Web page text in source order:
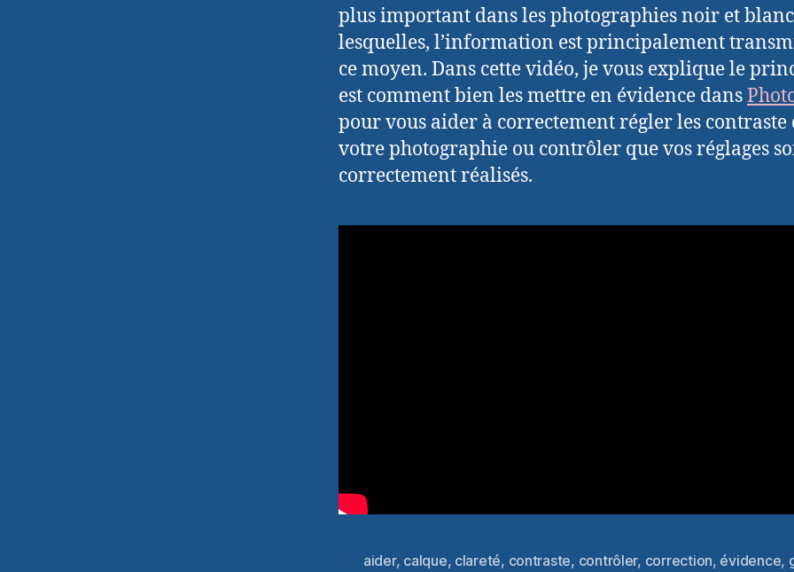
plus important dans les photographies noir et
lesquelles, l’information est principalement
ce moyen. Dans cette vidéo, je vous explique le
est comment bien les mettre en évidence dans
pour vous aider à correctement régler les contraste
votre photographie ou contrôler que vos réglages
correctement réalisés.
aider, calque, clareté, contraste, contrôler, correction, évidence,